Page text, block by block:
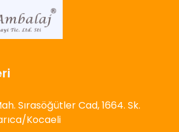
Sırasöğütler Cad, 1664. Sk.
Kocaeli